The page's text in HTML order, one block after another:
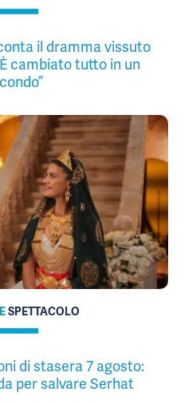
il dramma vissuto
cambiato tutto in un
SPETTACOLO
di stasera 7 agosto:
per salvare Serhat